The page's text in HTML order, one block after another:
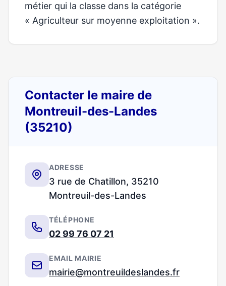
métier qui la classe dans la catégorie
« Agriculteur sur moyenne exploitation ».
Contacter le maire de
Montreuil-des-Landes
(35210)
ADRESSE
3 rue de Chatillon, 35210
Montreuil-des-Landes
TÉLÉPHONE
02 99 76 07 21
EMAIL MAIRIE
mairie@montreuildeslandes.fr